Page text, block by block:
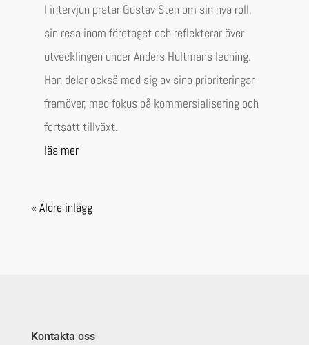
I intervjun pratar Gustav Sten om sin nya roll,
sin resa inom företaget och reflekterar över
utvecklingen under Anders Hultmans ledning.
Han delar också med sig av sina prioriteringar
framöver, med fokus på kommersialisering och
fortsatt tillväxt.
läs mer
« Äldre inlägg
Kontakta oss